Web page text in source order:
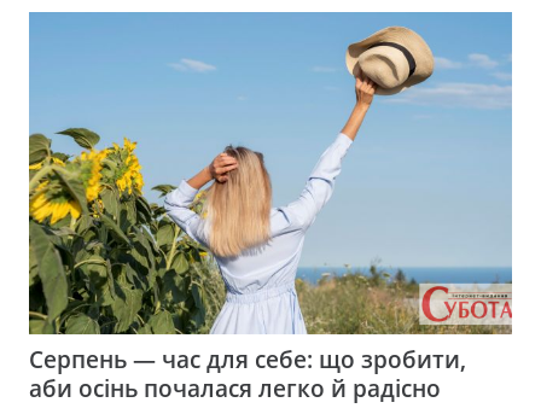
Серпень — час для себе: що зробити,
аби осінь почалася легко й радісно